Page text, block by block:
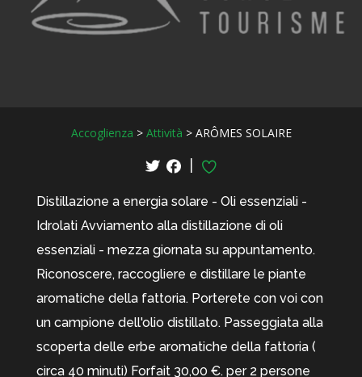
Accoglienza > Attività > ARÔMES SOLAIRE
|
Distillazione a energia solare - Oli essenziali -
Idrolati Avviamento alla distillazione di oli
essenziali - mezza giornata su appuntamento.
Riconoscere, raccogliere e distillare le piante
aromatiche della fattoria. Porterete con voi con
un campione dell'olio distillato. Passeggiata alla
scoperta delle erbe aromatiche della fattoria (
circa 40 minuti) Forfait 30,00 €. per 2 persone